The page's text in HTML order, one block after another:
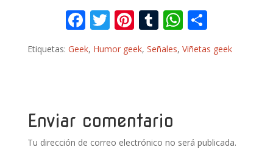
F
ac
e
o
k
T
itt
Pi
nt
er
T
u
m
W
h
at
p
m
r
Etiquetas: Geek, Humor geek, Señales, Viñetas geek
Enviar comentario
Tu dirección de correo electrónico no será publicada.